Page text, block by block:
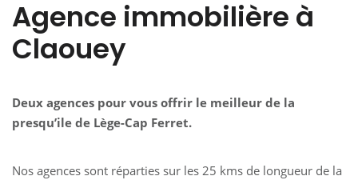
Agence immobilière à
Claouey
Deux agences pour vous offrir le meilleur de la
presqu’ile de Lège-Cap Ferret.
Nos agences sont réparties sur les 25 kms de longueur de la